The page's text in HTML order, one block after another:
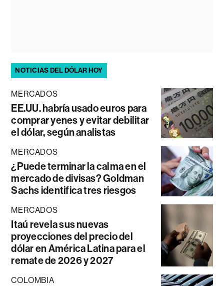
NOTICIAS DEL DÓLAR HOY
MERCADOS
EE.UU. habría usado euros para
comprar yenes y evitar debilitar
el dólar, según analistas
MERCADOS
¿Puede terminar la calma en el
mercado de divisas? Goldman
Sachs identifica tres riesgos
MERCADOS
Itaú revela sus nuevas
proyecciones del precio del
dólar en América Latina para el
remate de 2026 y 2027
COLOMBIA